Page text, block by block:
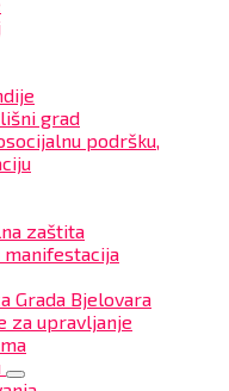
grad
podršku,
zaštita
Grada Bjelovara
za upravljanje